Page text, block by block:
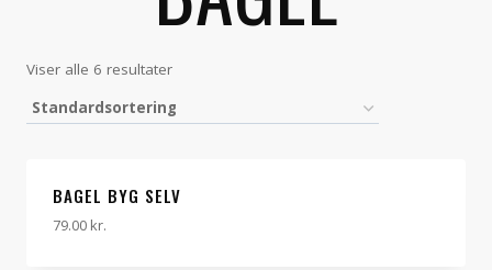
Viser alle 6 resultater
BAGEL BYG SELV
79.00 kr.